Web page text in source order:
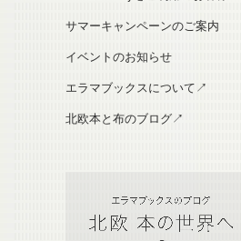
サマーキャンペーンのご案内
イベントのお知らせ
エラマブックスについて↗
北欧本と布のブログ↗